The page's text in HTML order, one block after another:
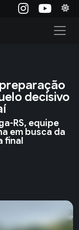
decisivo
RS, equipe
em busca da
final